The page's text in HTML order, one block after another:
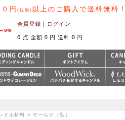
円 (税別) 以上のご購入で送料無料！
会員登録 ｜ ログイン
0 点 金額 0 円 送料 0 円
ル材料 > モールド（型）